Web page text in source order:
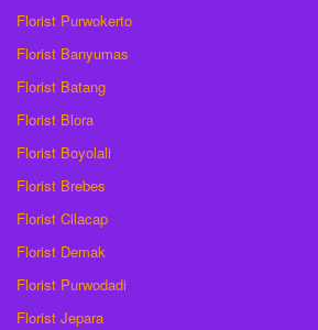
Florist Purwokerto
Florist Banyumas
Florist Batang
Florist Blora
Florist Boyolali
Florist Brebes
Florist Cilacap
Florist Demak
Florist Purwodadi
Florist Jepara